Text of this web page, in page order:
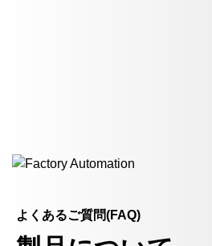
よくあるご質問(FAQ)